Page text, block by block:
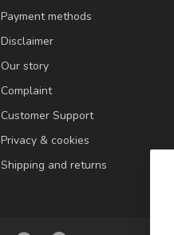
Payment methods
Disclaimer
Our story
Complaint
Customer Support
Privacy & cookies
Shipping and returns